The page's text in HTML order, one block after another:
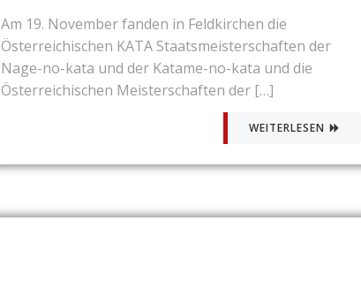
Am 19. November fanden in Feldkirchen die
Österreichischen KATA Staatsmeisterschaften der
Nage-no-kata und der Katame-no-kata und die
Österreichischen Meisterschaften der […]
WEITERLESEN